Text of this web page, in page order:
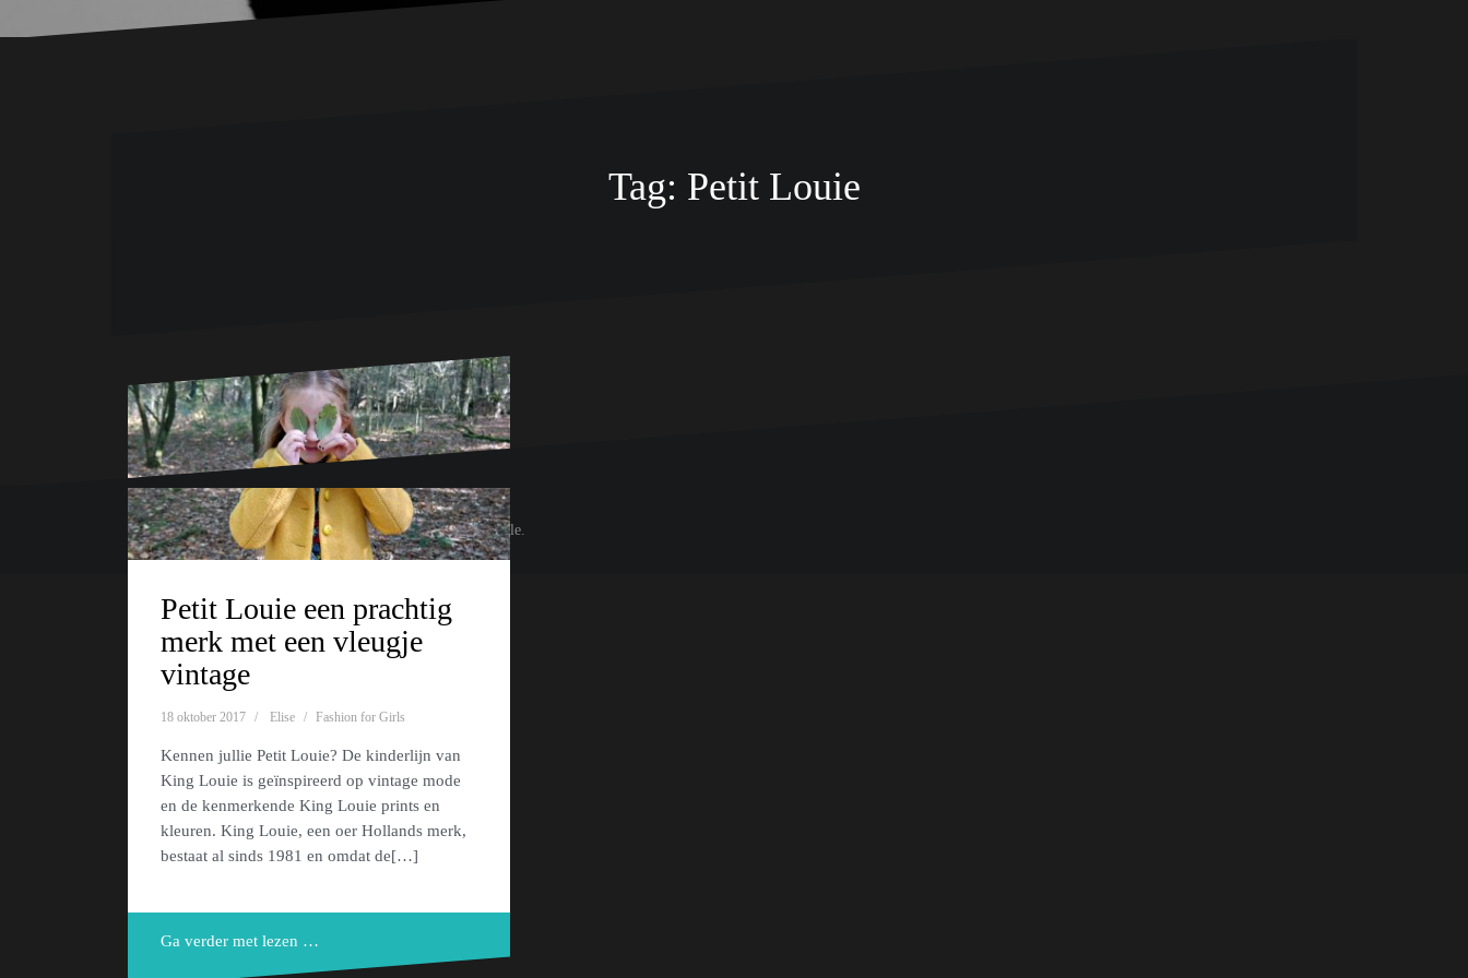
Tag: Petit Louie
Petit Louie een prachtig
merk met een vleugje
vintage
18 oktober 2017 Elise Fashion for Girls
Kennen jullie Petit Louie? De kinderlijn van
King Louie is geïnspireerd op vintage mode
en de kenmerkende King Louie prints en
kleuren. King Louie, een oer Hollands merk,
bestaat al sinds 1981 en omdat de[…]
Ga verder met lezen …
Ondersteund door WordPress |Thema:Obliquedoor Themeisle.